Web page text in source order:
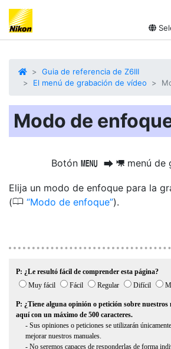
Guia de referencia de Z6III
El menú de grabación de vídeo
Modo de
Botón G U 1 menú de
Elija un modo de enfoque para la
(0 Modo de enfoque ).